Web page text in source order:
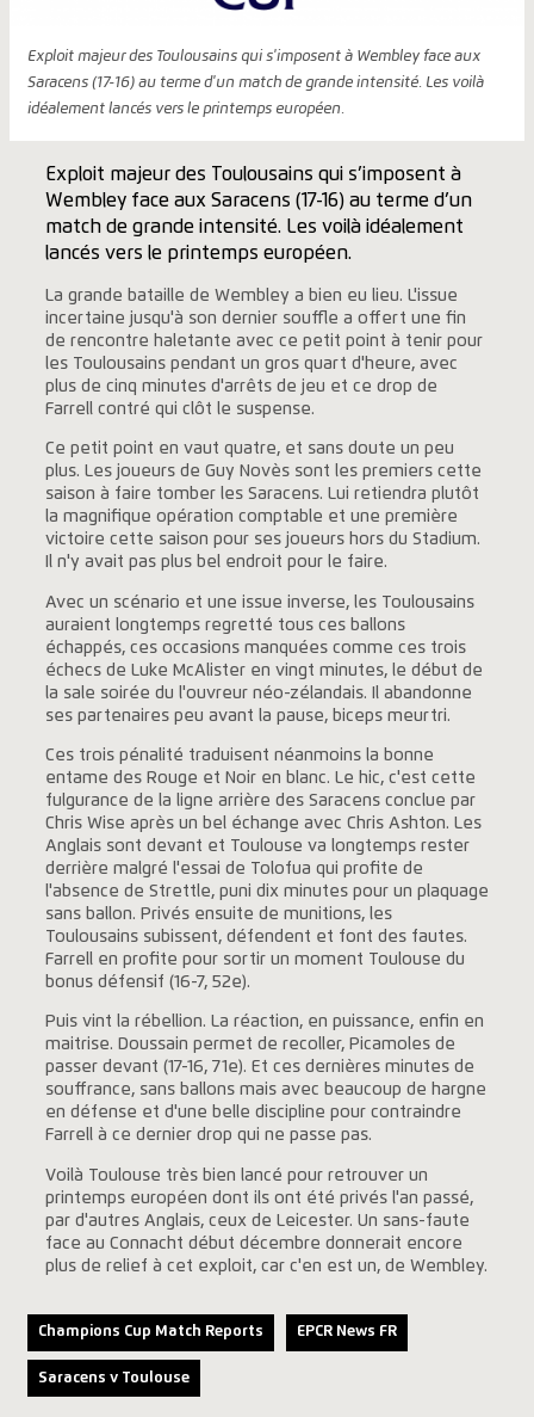
Exploit majeur des Toulousains qui s'imposent à Wembley face aux
Saracens (17-16) au terme d'un match de grande intensité. Les voilà
idéalement lancés vers le printemps européen.
Exploit majeur des Toulousains qui s’imposent à
Wembley face aux Saracens (17-16) au terme d’un
match de grande intensité. Les voilà idéalement
lancés vers le printemps européen.
La grande bataille de Wembley a bien eu lieu. L'issue
incertaine jusqu'à son dernier souffle a offert une fin
de rencontre haletante avec ce petit point à tenir pour
les Toulousains pendant un gros quart d'heure, avec
plus de cinq minutes d'arrêts de jeu et ce drop de
Farrell contré qui clôt le suspense.
Ce petit point en vaut quatre, et sans doute un peu
plus. Les joueurs de Guy Novès sont les premiers cette
saison à faire tomber les Saracens. Lui retiendra plutôt
la magnifique opération comptable et une première
victoire cette saison pour ses joueurs hors du Stadium.
Il n'y avait pas plus bel endroit pour le faire.
Avec un scénario et une issue inverse, les Toulousains
auraient longtemps regretté tous ces ballons
échappés, ces occasions manquées comme ces trois
échecs de Luke McAlister en vingt minutes, le début de
la sale soirée du l'ouvreur néo-zélandais. Il abandonne
ses partenaires peu avant la pause, biceps meurtri.
Ces trois pénalité traduisent néanmoins la bonne
entame des Rouge et Noir en blanc. Le hic, c'est cette
fulgurance de la ligne arrière des Saracens conclue par
Chris Wise après un bel échange avec Chris Ashton. Les
Anglais sont devant et Toulouse va longtemps rester
derrière malgré l'essai de Tolofua qui profite de
l'absence de Strettle, puni dix minutes pour un plaquage
sans ballon. Privés ensuite de munitions, les
Toulousains subissent, défendent et font des fautes.
Farrell en profite pour sortir un moment Toulouse du
bonus défensif (16-7, 52e).
Puis vint la rébellion. La réaction, en puissance, enfin en
maitrise. Doussain permet de recoller, Picamoles de
passer devant (17-16, 71e). Et ces dernières minutes de
souffrance, sans ballons mais avec beaucoup de hargne
en défense et d'une belle discipline pour contraindre
Farrell à ce dernier drop qui ne passe pas.
Voilà Toulouse très bien lancé pour retrouver un
printemps européen dont ils ont été privés l'an passé,
par d'autres Anglais, ceux de Leicester. Un sans-faute
face au Connacht début décembre donnerait encore
plus de relief à cet exploit, car c'en est un, de Wembley.
Champions Cup Match Reports EPCR News FR
Saracens v Toulouse